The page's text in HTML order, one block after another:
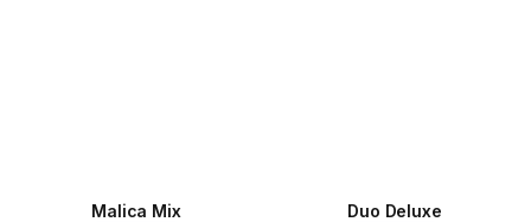
Malica Mix Duo Deluxe